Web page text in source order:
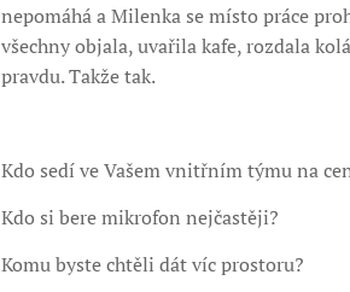
nepomáhá a Milenka se místo práce
všechny objala, uvařila kafe, rozdala
pravdu. Takže tak.
Kdo sedí ve Vašem vnitřním týmu na
Kdo si bere mikrofon nejčastěji?
Komu byste chtěli dát víc prostoru?